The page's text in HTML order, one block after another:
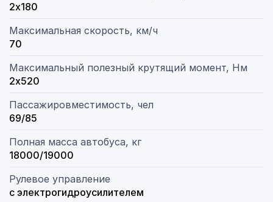
2х180
Максимальная скорость, км/ч
70
Максимальный полезный крутящий момент, Нм
2х520
Пассажировместимость, чел
69/85
Полная масса автобуса, кг
18000/19000
Рулевое управление
с электрогидроусилителем